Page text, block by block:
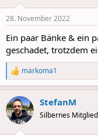
s
28. November 2022
Ein paar Bänke & ein
geschadet, trotzdem
R
e
a
c
t
i
markoma1
StefanM
Silbernes Mitglied